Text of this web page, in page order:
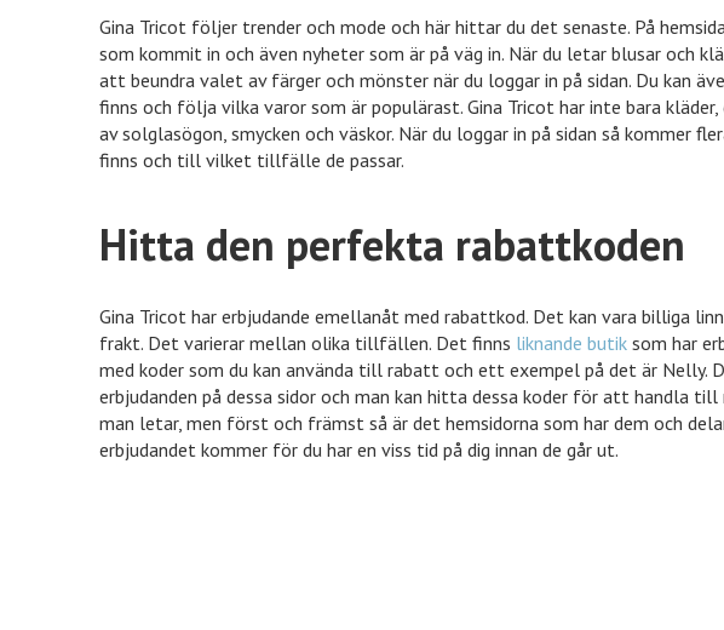
Gina Tricot följer trender och mode och här hittar du det senaste. På
som kommit in och även nyheter som är på väg in. När du letar blusar och
att beundra valet av färger och mönster när du loggar in på sidan. Du kan
finns och följa vilka varor som är populärast. Gina Tricot har inte bara
av solglasögon, smycken och väskor. När du loggar in på sidan så kommer
finns och till vilket tillfälle de passar.
Hitta den perfekta rabattkoden
Gina Tricot har erbjudande emellanåt med rabattkod. Det kan vara billiga
frakt. Det varierar mellan olika tillfällen. Det finns liknande butik som har
med koder som du kan använda till rabatt och ett exempel på det är Nelly.
erbjudanden på dessa sidor och man kan hitta dessa koder för att handla
man letar, men först och främst så är det hemsidorna som har dem och
erbjudandet kommer för du har en viss tid på dig innan de går ut.